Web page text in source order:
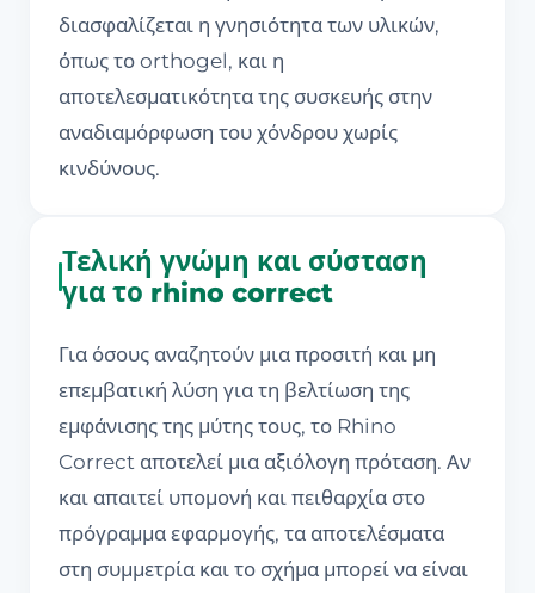
διασφαλίζεται η γνησιότητα των υλικών,
όπως το orthogel, και η
αποτελεσματικότητα της συσκευής στην
αναδιαμόρφωση του χόνδρου χωρίς
κινδύνους.
Τελική γνώμη και σύσταση
για το rhino correct
Για όσους αναζητούν μια προσιτή και μη
επεμβατική λύση για τη βελτίωση της
εμφάνισης της μύτης τους, το Rhino
Correct αποτελεί μια αξιόλογη πρόταση. Αν
και απαιτεί υπομονή και πειθαρχία στο
πρόγραμμα εφαρμογής, τα αποτελέσματα
στη συμμετρία και το σχήμα μπορεί να είναι